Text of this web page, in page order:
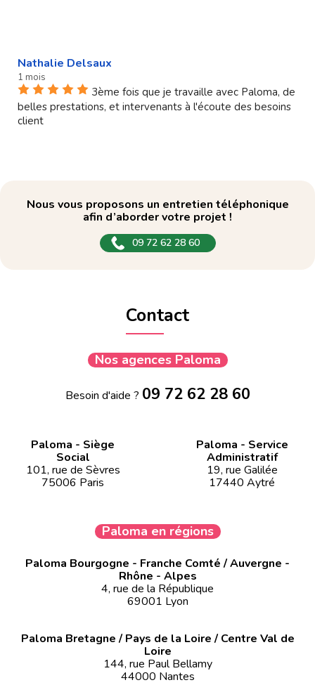
Nathalie Delsaux
1 mois
3ème fois que je travaille avec Paloma, de
belles prestations, et intervenants à l'écoute des besoins
client
Nous vous proposons un entretien téléphonique
afin d’aborder votre projet !
09 72 62 28 60
Contact
Nos agences Paloma
Besoin d'aide ? 09 72 62 28 60
Paloma - Siège
Social
101, rue de Sèvres
75006 Paris
Paloma - Service
Administratif
19, rue Galilée
17440 Aytré
Paloma en régions
Paloma Bourgogne - Franche Comté / Auvergne -
Rhône - Alpes
4, rue de la République
69001 Lyon
Paloma Bretagne / Pays de la Loire / Centre Val de
Loire
144, rue Paul Bellamy
44000 Nantes